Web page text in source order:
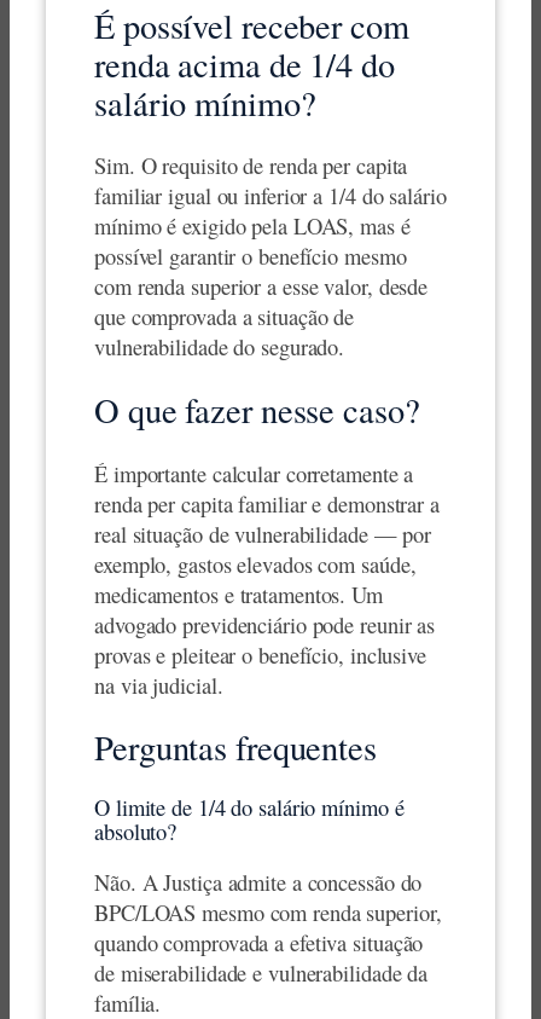
É possível receber com
renda acima de 1/4 do
salário mínimo?
Sim. O requisito de renda per capita
familiar igual ou inferior a 1/4 do salário
mínimo é exigido pela LOAS, mas é
possível garantir o benefício mesmo
com renda superior a esse valor, desde
que comprovada a situação de
vulnerabilidade do segurado.
O que fazer nesse caso?
É importante calcular corretamente a
renda per capita familiar e demonstrar a
real situação de vulnerabilidade — por
exemplo, gastos elevados com saúde,
medicamentos e tratamentos. Um
advogado previdenciário pode reunir as
provas e pleitear o benefício, inclusive
na via judicial.
Perguntas frequentes
O limite de 1/4 do salário mínimo é
absoluto?
Não. A Justiça admite a concessão do
BPC/LOAS mesmo com renda superior,
quando comprovada a efetiva situação
de miserabilidade e vulnerabilidade da
família.